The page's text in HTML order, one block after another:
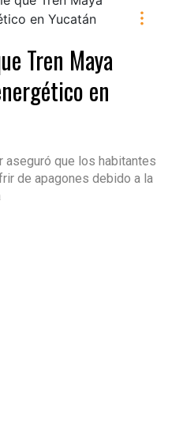
Tren Maya
en
aseguró que los habitantes
de apagones debido a la